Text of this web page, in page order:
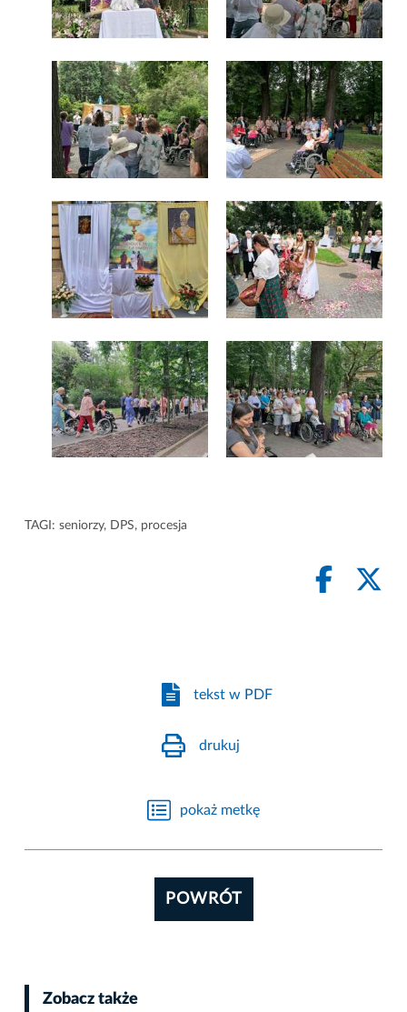
TAGI: seniorzy, DPS, procesja
tekst w PDF
drukuj
pokaż metkę
POWRÓT
Zobacz także